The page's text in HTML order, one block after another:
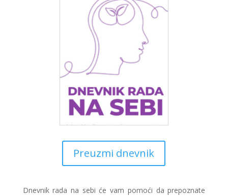
Preuzmi dnevnik
Dnevnik rada na sebi će vam pomoći da prepoznate